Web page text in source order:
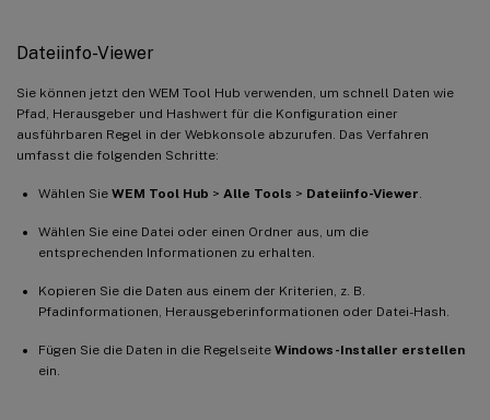
Dateiinfo-Viewer
Sie können jetzt den WEM Tool Hub verwenden, um schnell Daten wie
Pfad, Herausgeber und Hashwert für die Konfiguration einer
ausführbaren Regel in der Webkonsole abzurufen. Das Verfahren
umfasst die folgenden Schritte:
Wählen Sie WEM Tool Hub > Alle Tools > Dateiinfo-Viewer
Wählen Sie eine Datei oder einen Ordner aus, um die
entsprechenden Informationen zu erhalten.
Kopieren Sie die Daten aus einem der Kriterien, z. B.
Pfadinformationen, Herausgeberinformationen oder Datei-Hash.
Fügen Sie die Daten in die Regelseite Windows-Installer erstellen
ein.